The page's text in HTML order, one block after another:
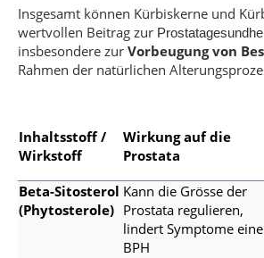
Insgesamt können Kürbiskerne und
wertvollen Beitrag zur
insbesondere zur Vorbeugung von
Rahmen der natürlichen
Inhaltsstoff /
Wirkstoff
Wirkung auf die
Prostata
Beta-Sitosterol
(Phytosterole)
Kann die Grösse der
Prostata regulieren,
lindert Symptome
BPH